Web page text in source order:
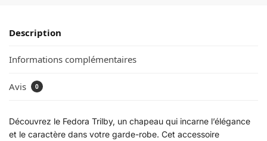
Description
Informations complémentaires
Avis 0
Découvrez le Fedora Trilby, un chapeau qui incarne l’élégance
et le caractère dans votre garde-robe. Cet accessoire